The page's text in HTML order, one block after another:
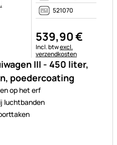
III - 450 liter,
poedercoating
op het erf
luchtbanden
521070
539,90€
Belastinginformatie:
Incl. btwexcl.
verzendkosten